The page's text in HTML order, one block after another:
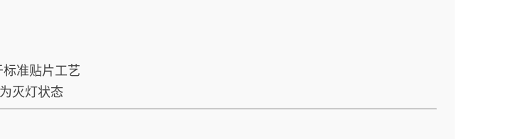
标准贴片工艺
灭灯状态